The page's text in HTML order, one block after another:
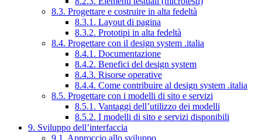
8.3. Progettare e costruire in alta fedeltà
8.3.1. Layout di pagina
8.3.2. Prototipi in alta fedeltà
8.4. Progettare con il design system .italia
8.4.1. Documentazione
8.4.2. Benefici del design system
8.4.3. Risorse operative
8.4.4. Come contribuire al design system .italia
8.5. Progettare con i modelli di sito e servizi
8.5.1. Vantaggi dell’utilizzo dei modelli
8.5.2. I modelli di sito e servizi disponibili
9. Sviluppo dell’interfaccia
9.1. Approccio allo sviluppo